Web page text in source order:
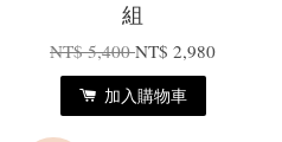
組
NT$ 5,400NT$ 2,980
加入購物車